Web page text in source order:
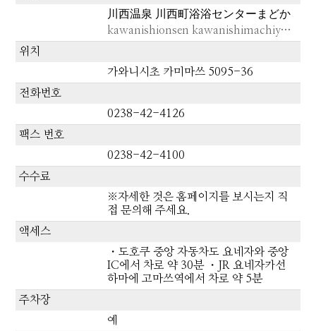
川西温泉 川西町浴浴センターまどか
kawanishionsen kawanishimachiyokuyokusentâmadoka
위치
가와니시초 카미마쓰 5095-36
전화번호
0238-42-4126
팩스 번호
0238-42-4100
수수료
※자세한 것은 홈페이지를 보시는지 직
접 문의해 주세요.
액세스
・도호쿠 중앙 자동차도 요네자와 중앙
IC에서 차로 약 30분 ・JR 요네자카선
하마에 고마쓰역에서 차로 약 5분
주차장
예